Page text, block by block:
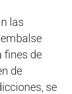
las
fines de
de
se